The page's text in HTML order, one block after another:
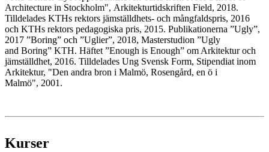
Architecture in Stockholm", Arkitekturtidskriften Field, 2018.
Tilldelades KTHs rektors jämställdhets- och mångfaldspris, 2016
och KTHs rektors pedagogiska pris, 2015. Publikationerna ”Ugly”,
2017 ”Boring” och ”Uglier”, 2018, Masterstudion ”Ugly
and Boring” KTH. Häftet ”Enough is Enough” om Arkitektur och
jämställdhet, 2016. Tilldelades Ung Svensk Form, Stipendiat inom
Arkitektur, "Den andra bron i Malmö, Rosengård, en ö i
Malmö", 2001.
Kurser